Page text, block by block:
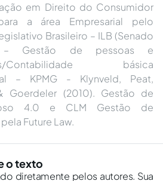
em Direito do Consumidor
a área Empresarial pelo
Brasileiro – ILB (Senado
– Gestão de pessoas e
Contabilidade básica
– KPMG - Klynveld, Peat,
Goerdeler (2010). Gestão de
4.0 e CLM Gestão de
Future Law.
o texto
diretamente pelos autores. Sua